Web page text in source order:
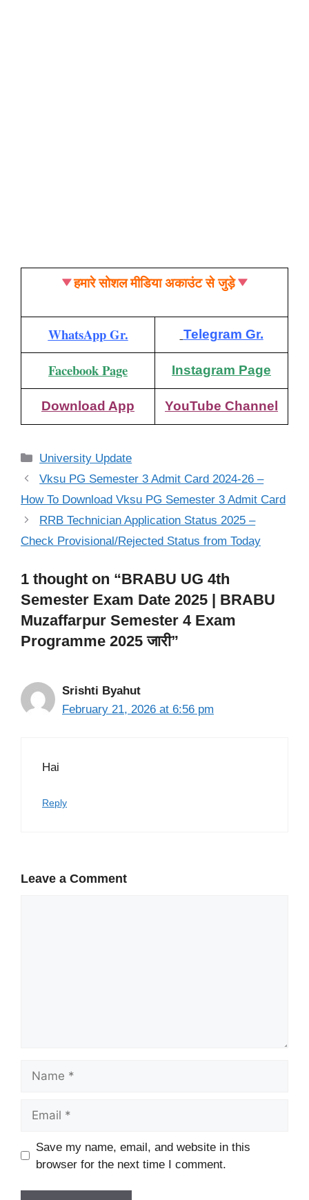
हमारे सोशल मीडिया अकाउंट से जुड़े
WhatsApp Gr. Telegram Gr.
Facebook Page Instagram Page
Download App YouTube Channel
Categories
University Update
Vksu PG Semester 3 Admit Card 2024-26 –
How To Download Vksu PG Semester 3 Admit Card
RRB Technician Application Status 2025 –
Check Provisional/Rejected Status from Today
1 thought on “BRABU UG 4th
Semester Exam Date 2025 | BRABU
Muzaffarpur Semester 4 Exam
Programme 2025 जारी”
Srishti Byahut
February 21, 2026 at 6:56 pm
Hai
Reply
Leave a Comment
Name
Email
Website
Save my name, email, and website in this
browser for the next time I comment.